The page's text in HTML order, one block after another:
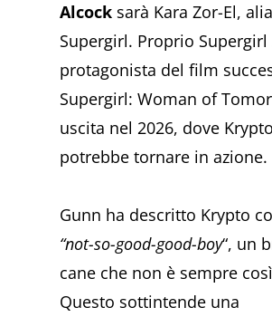
Alcock sarà Kara Zor-El,
Supergirl. Proprio Supergirl
protagonista del film
Supergirl: Woman of
uscita nel 2026, dove Krypto
potrebbe tornare in azione.
Gunn ha descritto Krypto
“not-so-good-good-boy“, un
cane che non è sempre
Questo sottintende una